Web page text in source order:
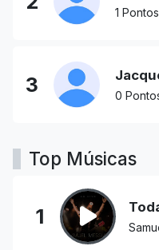
1 Pontos
3 0
Top Músicas
1